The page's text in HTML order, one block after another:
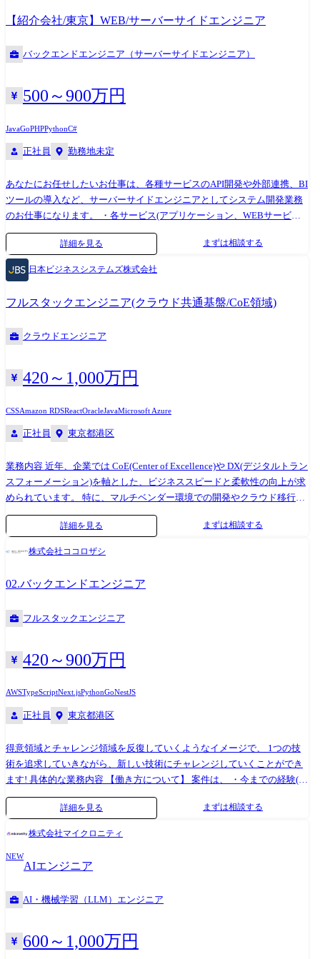
社に長年いては実現できない多彩なスキルやノウハウを身に付けること
ができます!
【紹介会社/東京】WEB/サーバーサイドエンジニア
バックエンドエンジニア（サーバーサイドエンジニア）
500～900万円
JavaGoPHPPythonC#
正社員 勤務地未定
あなたにお任せしたいお仕事は、各種サービスのAPI開発や外部連携、BI
ツールの導入など、サーバーサイドエンジニアとしてシステム開発業務
のお仕事になります。 ・各サービス(アプリケーション、WEBサービ
ス、ECサイトなど)のシステム設計/開発/テスト/運用・保守 ・各業種の
基幹システム設計/開発/テスト/運用・保守 ・外部システムとの連携の設
計/開発/テスト/運用・保守 ・CMSの開発 ・サービスおよびアプリケーシ
ョンのトラブルシューティング (検知/復旧、原因分析、リカバリー) ・
バーエージェントグループなど、WEB業界を牽引するトップ企業含め
様々な企業と安定的な取引を行っております。 当社社員は、プロダクシ
ョンカンパニーの一員として各社クライアントのプロジェクトに参画
付けることができます!
詳細を見る まずは相談する
日本ビジネスシステムズ株式会社
フルスタックエンジニア(クラウド共通基盤/CoE領域)
クラウドエンジニア
420～1,000万円
CSSAmazon RDSReactOracleJavaMicrosoft Azure
正社員 東京都港区
業務内容 近年、企業では CoE(Center of Excellence)や DX(デジタルトラン
スフォーメーション)を軸とした、ビジネススピードと柔軟性の向上が求
められています。 特に、マルチベンダー環境での開発やクラウド移行を
契機として、全社的な最適化を推進する動きが加速しています。 こうし
た市場環境の変化により、Web・クラウド・モバイルなどの多様な領域
を横断的に担えるフルスタックエンジニアに加え、幅広い技術知識を活
充を目的として、採用体制を強化し、開発および支援体制のさらなる充
実を図っています。 【仕事概要】 ① メディア・エンターテインメント
業界向けフルスタックエンジニア メディア・エンターテインメント業界
テスト・運用まで、一貫して携わります。フロントエンドからバックエ
ンド、クラウドインフラまで幅広い技術領域を担当し、プロジェクトの
プロセスの整備を支援します。 具体的には、お客さまの状況に応じて現
整備や、それを実現する共通基盤(インフラ、アプリケーション、CI / CD
環境など)の構築を担っていただきます。 【具体的な業務内容】 ・お客
さま要件のヒアリングおよび技術的な課題の整理・調査・提案 ・システ
ムやサービス開発におけるプロジェクトマネージャー、プロジェクトリ
ーダー、チームメンバーとの協働による開発推進(アジャイル / スクラム
マスターなど) ・Web アプリケーションの設計・開発(React、Next.js、
・クラウド環境(AWS、Azure、GCP など)でのインフラ設計・構築 ・デー
タベース(PostgreSQL、MySQL、Microsoft SQL Server、Aurora、Cosmos
DB、MongoDB など)の設計・構築 ・データ基盤やデータパイプライン
(ETL / ELT 処理など)の設計・構築 ・CI / CD パイプラインの構築・運用
ジェクト例＞ ①メディア・エンターテインメント業界向けフルスタック
エンジニア ・営業放送システム ・ネット局番組情報連携システム ・コ
詳細を見る まずは相談する
株式会社ココロザシ
02.バックエンドエンジニア
フルスタックエンジニア
420～900万円
AWSTypeScriptNext.jsPythonGoNestJS
正社員 東京都港区
得意領域とチャレンジ領域を反復していくようなイメージで、 1つの技
術を追求していきながら、新しい技術にチャレンジしていくことができ
ます! 具体的な業務内容 【働き方について】 案件は、 ・今までの経験(得
意領域80%) ・今後習得したい技術(チャレンジ領域20%) というイメージ
の難易度が高すぎず、低すぎない案件を希望の条件に合わせてアサイン
ら、 フルスタックを実現しているエンジニアが多数! まずはモダンな技
術キャッチアップを中心に、 出社やハイブリッド型のプロジェクトに入
っていただき、 Next.jsやAWS、TypeScriptなどのモダン技術を習得。 ゆ
くゆく、フルリモート案件に移行していくことも可能です。 【技術スタ
ド:TypeScript、Node.js、NestJS、Python ・インフラ:AWS、Vercel、
Supabase ・AI・開発支援ツール:Cursor、Devin
詳細を見る まずは相談する
株式会社マイクロニティ
NEW
AIエンジニア
AI・機械学習（LLM）エンジニア
600～1,000万円